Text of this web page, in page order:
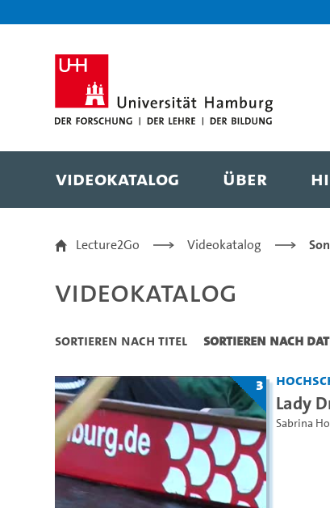
Videokatalog Über
Videokatalog
Lecture2Go Videokatalog
Videokatalog
Sortieren nach Titel Sortieren nach
3
Lady
Sabrina